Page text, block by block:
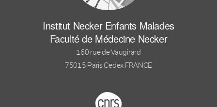
Institut Necker Enfants Malades
Faculté de Médecine Necker
160 rue de Vaugirard
75015 Paris Cedex FRANCE
Footer logo tutelles